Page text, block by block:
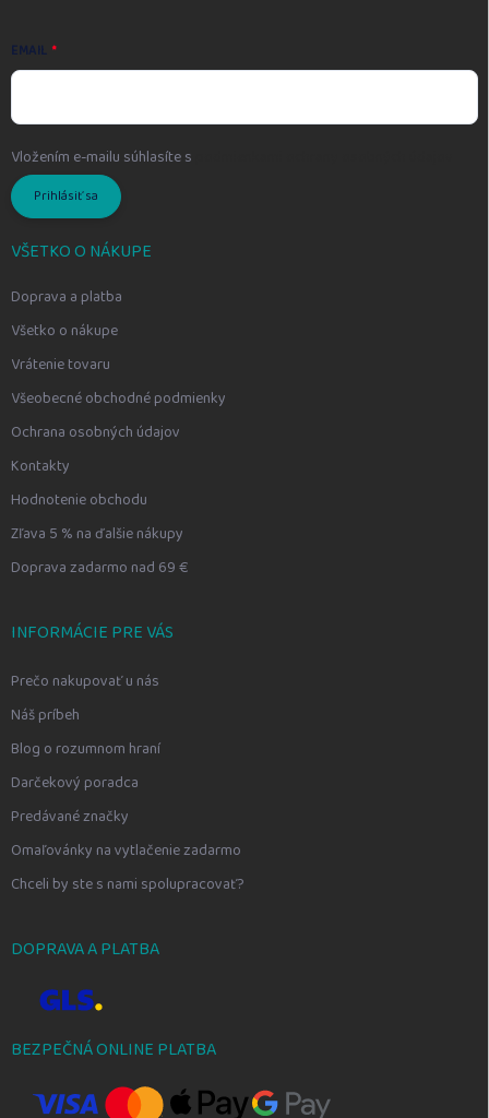
EMAIL
Vložením e-mailu súhlasíte s
Prihlásiť sa
VŠETKO O NÁKUPE
Doprava a platba
Všetko o nákupe
Vrátenie tovaru
Všeobecné obchodné podmienky
Ochrana osobných údajov
Kontakty
Hodnotenie obchodu
Zľava 5 % na ďalšie nákupy
Doprava zadarmo nad 69 €
INFORMÁCIE PRE VÁS
Prečo nakupovať u nás
Náš príbeh
Blog o rozumnom hraní
Darčekový poradca
Predávané značky
Omaľovánky na vytlačenie zadarmo
Chceli by ste s nami spolupracovať?
DOPRAVA A PLATBA
BEZPEČNÁ ONLINE PLATBA